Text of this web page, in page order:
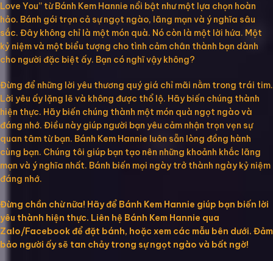
Love You” từ Bánh Kem Hannie nổi bật như một lựa chọn hoàn
hảo. Bánh gói trọn cả sự ngọt ngào, lãng mạn và ý nghĩa sâu
sắc. Đây không chỉ là một món quà. Nó còn là một lời hứa. Một
kỷ niệm và một biểu tượng cho tình cảm chân thành bạn dành
cho người đặc biệt ấy. Bạn có nghĩ vậy không?
Đừng để những lời yêu thương quý giá chỉ mãi nằm trong trái tim.
Lời yêu ấy lặng lẽ và không được thổ lộ. Hãy biến chúng thành
hiện thực. Hãy biến chúng thành một món quà ngọt ngào và
đáng nhớ. Điều này giúp người bạn yêu cảm nhận trọn vẹn sự
quan tâm từ bạn. Bánh Kem Hannie luôn sẵn lòng đồng hành
cùng bạn. Chúng tôi giúp bạn tạo nên những khoảnh khắc lãng
mạn và ý nghĩa nhất. Bánh biến mọi ngày trở thành ngày kỷ niệm
đáng nhớ.
Đừng chần chừ nữa! Hãy để Bánh Kem Hannie giúp bạn biến lời
yêu thành hiện thực. Liên hệ Bánh Kem Hannie qua
Zalo/Facebook để đặt bánh, hoặc xem các mẫu bên dưới. Đảm
bảo người ấy sẽ tan chảy trong sự ngọt ngào và bất ngờ!